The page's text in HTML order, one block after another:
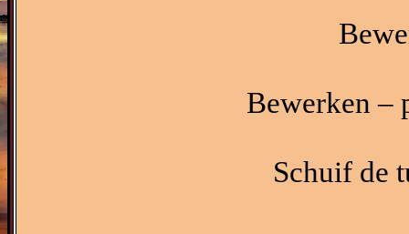
Bewerken –
Schuif de